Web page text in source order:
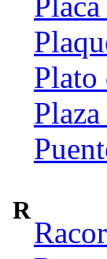
Plato
R
Racor